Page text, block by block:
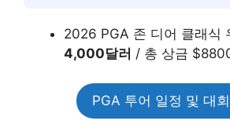
2026 PGA 존 디어 클래식
4,000달러 / 총 상금
PGA 투어 일정 및 대